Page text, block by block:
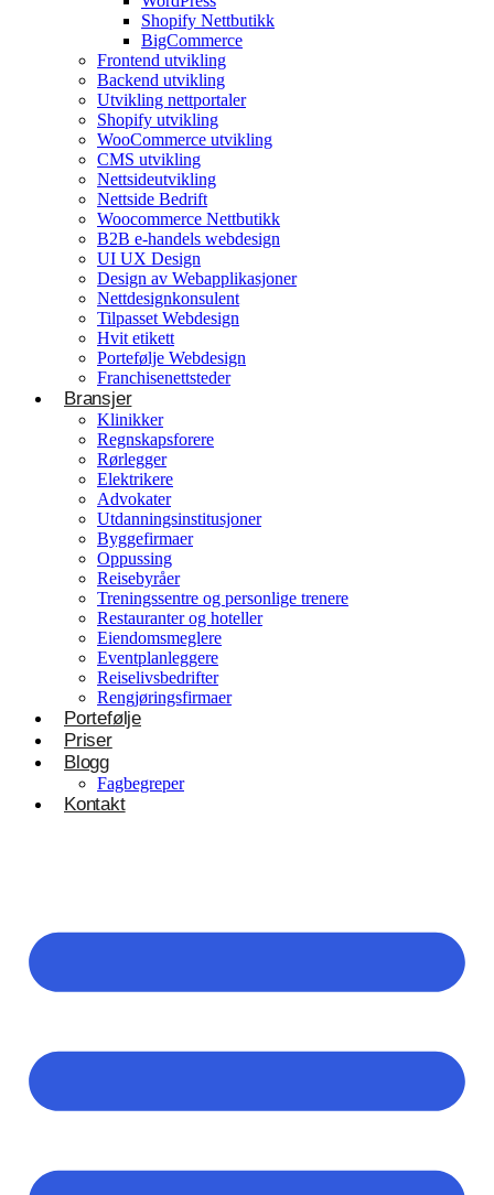
Shopify Nettbutikk
BigCommerce
Frontend utvikling
Backend utvikling
Utvikling nettportaler
Shopify utvikling
WooCommerce utvikling
CMS utvikling
Nettsideutvikling
Nettside Bedrift
Woocommerce Nettbutikk
B2B e-handels webdesign
UI UX Design
Design av Webapplikasjoner
Nettdesignkonsulent
Tilpasset Webdesign
Hvit etikett
Portefølje Webdesign
Franchisenettsteder
Bransjer
Klinikker
Regnskapsforere
Rørlegger
Elektrikere
Advokater
Utdanningsinstitusjoner
Byggefirmaer
Oppussing
Reisebyråer
Treningssentre og personlige trenere
Restauranter og hoteller
Eiendomsmeglere
Eventplanleggere
Reiselivsbedrifter
Rengjøringsfirmaer
Portefølje
Priser
Blogg
Fagbegreper
Kontakt
Konsulentvirksomhet og partnerskap
Nettdesignkonsulent
Hvit etikett
E-handelsløsning
Woocommerce Nettbutikk
Shopify utvikling
WooCommerce utvikling
Betjener
WordPress
Shopify Nettbutikk
BigCommerce
Ønsker du å bygge din tilstedeværelse på nett i
Norge?
Få et tilbud
Byggetjenester
Byggefirmaer